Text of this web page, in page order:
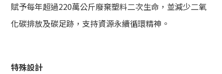
賦予每年超過220萬公斤廢棄塑料二次生命，並減少二氧
化碳排放及碳足跡，支持資源永續循環精神。
特殊設計